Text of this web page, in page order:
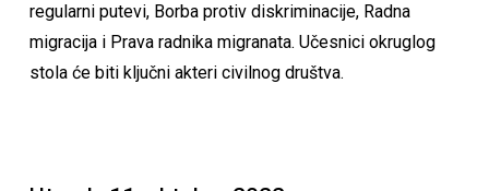
regularni putevi, Borba protiv diskriminacije, Radna
migracija i Prava radnika migranata. Učesnici okruglog
stola će biti ključni akteri civilnog društva.